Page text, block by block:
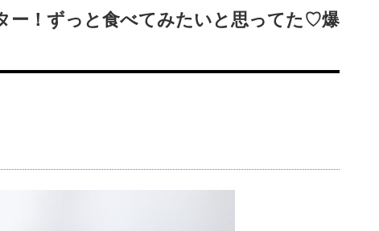
ー！ずっと食べてみたいと思ってた♡爆